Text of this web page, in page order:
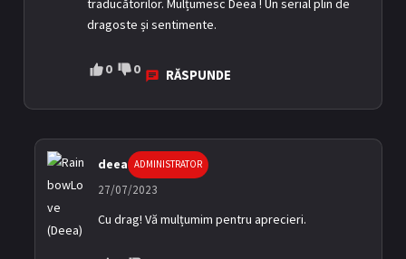
traducătorilor. Mulțumesc Deea ! Un serial plin de
dragoste și sentimente.
0 0 RĂSPUNDE
deea ADMINISTRATOR
27/07/2023
Cu drag! Vă mulțumim pentru aprecieri.